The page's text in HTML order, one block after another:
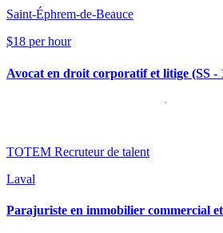
Saint-Éphrem-de-Beauce
$18 per hour
Avocat en droit corporatif et litige (SS -
TOTEM Recruteur de talent
Laval
Parajuriste en immobilier commercial